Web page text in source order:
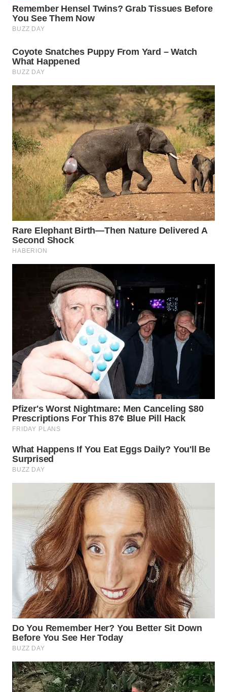
TINGGI
WN
WN
WN
BEKASI
WN
BOGOR
WN
DEPOK
WN
TAPANULI
UTARA
LAWAS
SUMEDANG
WN
SERIBU
TANGERANG
WN
BINJAI
WN
CIREBON
WN
INDRAMAYU
WN
KUNINGAN
WN
MAJALENGKA